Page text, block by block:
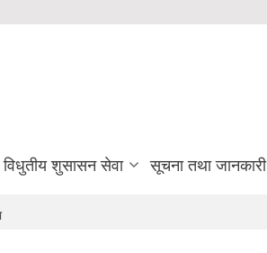
विधुतीय शुसासन सेवा सूचना तथा जानकारी